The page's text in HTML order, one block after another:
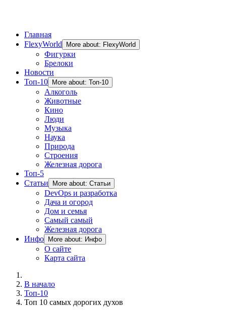
Главная
FlexyWorld
More about: FlexyWorld
Фигурки
Брелоки
Новости
Топ-10
More about: Топ-10
Алкоголь
Животные
Кино
Люди
Музыка
Наука
Природа
Строения
Железная дорога
Топ-5
Статьи
More about: Статьи
DevOps и разработка
Дача и огород
Дом и семья
Самый самый
Железная дорога
Инфо
More about: Инфо
О сайте
Карта сайта
В начало
Топ-10
Топ 10 самых дорогих духов